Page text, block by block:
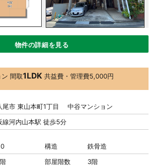
物件の詳細を見る
間取1LDK 共益費・管理費5,000円
尾市 東山本町1丁目 中谷マンション
線河内山本駅 徒歩5分
構造
鉄骨造
部屋階数
3階